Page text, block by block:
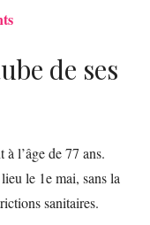
de ses
l’âge de 77 ans.
le 1e mai, sans la
sanitaires.